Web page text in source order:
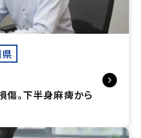
。下半身麻痺から